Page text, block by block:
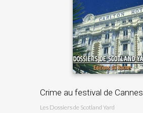
Crime au festival de Cannes
Les Dossiers de Scotland Yard